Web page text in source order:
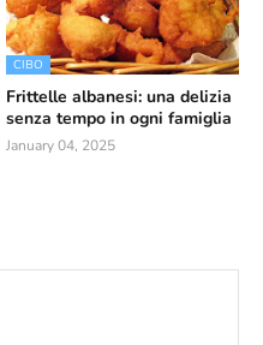
CIBO
Frittelle albanesi: una delizia
senza tempo in ogni famiglia
January 04, 2025